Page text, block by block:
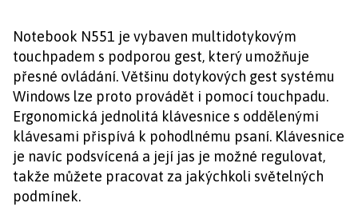
Notebook N551 je vybaven multidotykovým
touchpadem s podporou gest, který umožňuje
přesné ovládání. Většinu dotykových gest systému
Windows lze proto provádět i pomocí touchpadu.
Ergonomická jednolitá klávesnice s oddělenými
klávesami přispívá k pohodlnému psaní. Klávesnice
je navíc podsvícená a její jas je možné regulovat,
takže můžete pracovat za jakýchkoli světelných
podmínek.